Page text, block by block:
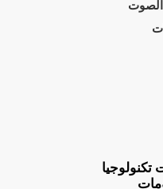
تكنولوجيا